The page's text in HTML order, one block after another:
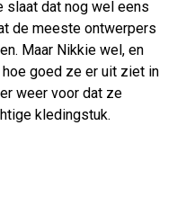
slaat dat nog wel eens
de meeste ontwerpers
Maar Nikkie wel, en
goed ze er uit ziet in
weer voor dat ze
kledingstuk.